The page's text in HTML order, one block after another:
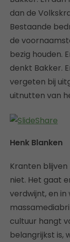
dan de
Bestaande
de
bezig houden.
denkt Bakker.
vergeten bij
uitnutten van
Henk Blanken
Kranten
niet. Het gaat
verdwijnt, en in
cultuur hangt
belangrijkst is,